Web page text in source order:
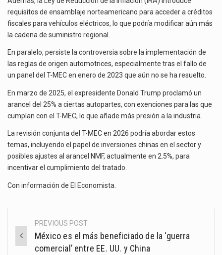
requisitos de ensamblaje norteamericano para acceder a créditos
fiscales para vehículos eléctricos, lo que podría modificar aún más
la cadena de suministro regional.
En paralelo, persiste la controversia sobre la implementación de
las reglas de origen automotrices, especialmente tras el fallo de
un panel del T-MEC en enero de 2023 que aún no se ha resuelto.
En marzo de 2025, el expresidente Donald Trump proclamó un
arancel del 25% a ciertas autopartes, con exenciones para las que
cumplan con el T-MEC, lo que añade más presión a la industria.
La revisión conjunta del T-MEC en 2026 podría abordar estos
temas, incluyendo el papel de inversiones chinas en el sector y
posibles ajustes al arancel NMF, actualmente en 2.5%, para
incentivar el cumplimiento del tratado.
Con información de El Economista
Post
navigation
PREVIOUS POST
México es el más beneficiado de la ‘guerra
comercial’ entre EE. UU. y China